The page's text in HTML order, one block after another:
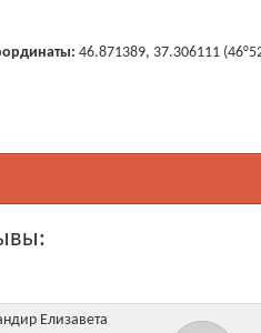
46.871389, 37.306111
Елизавета